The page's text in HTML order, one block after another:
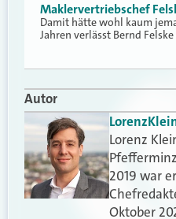
Maklervertriebschef
Damit hätte wohl kaum
Jahren verlässt Bernd
Autor
Lorenz
Lorenz
2019 war
Oktober